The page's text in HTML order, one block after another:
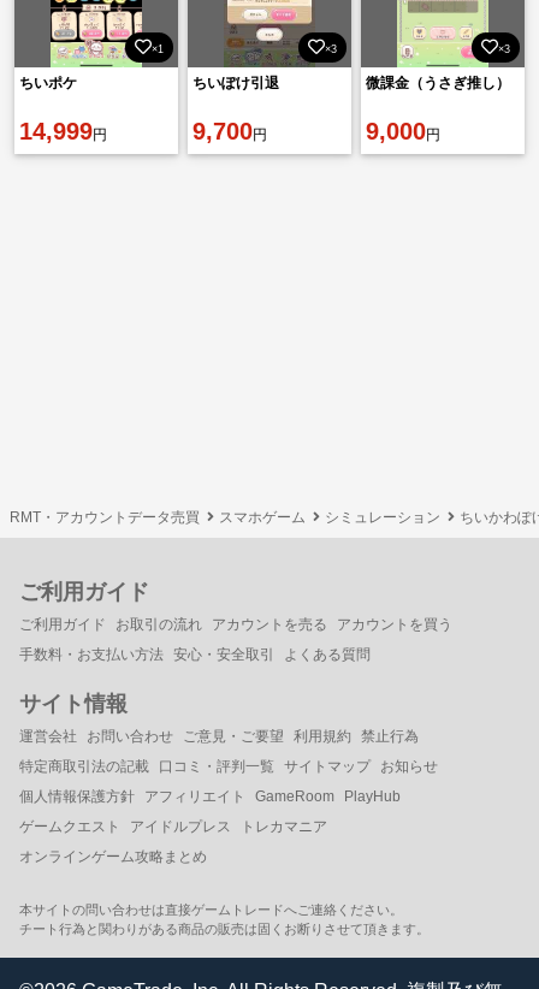
×1
ちいポケ
14,999円
×3
ちいぽけ引退
9,700円
×3
微課金（うさぎ推し）
9,000円
RMT・アカウントデータ売買 スマホゲーム シミュレーション ちいかわぽ
ご利用ガイド
ご利用ガイド お取引の流れ アカウントを売る
アカウントを買う
手数料・お支払い方法 安心・安全取引 よくある質問
サイト情報
運営会社 お問い合わせ ご意見・ご要望 利用規約
禁止行為
特定商取引法の記載
口コミ・評判一覧 サイトマップ
お知らせ
個人情報保護方針
アフィリエイト GameRoom
PlayHub
ゲームクエスト
アイドルプレス
トレカマニア
オンラインゲーム攻略まとめ
本サイトの問い合わせは直接ゲームトレードへご連絡ください。
チート行為と関わりがある商品の販売は固くお断りさせて頂きます。